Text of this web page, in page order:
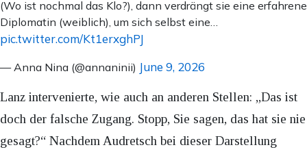
(Wo ist nochmal das Klo?), dann verdrängt sie eine erfahrene
Diplomatin (weiblich), um sich selbst eine…
pic.twitter.com/Kt1erxghPJ
— Anna Nina (@annaninii) June 9, 2026
Lanz intervenierte, wie auch an anderen Stellen: „Das ist
doch der falsche Zugang. Stopp, Sie sagen, das hat sie nie
gesagt?“ Nachdem Audretsch bei dieser Darstellung